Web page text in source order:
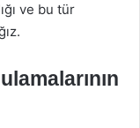
ve bu tür